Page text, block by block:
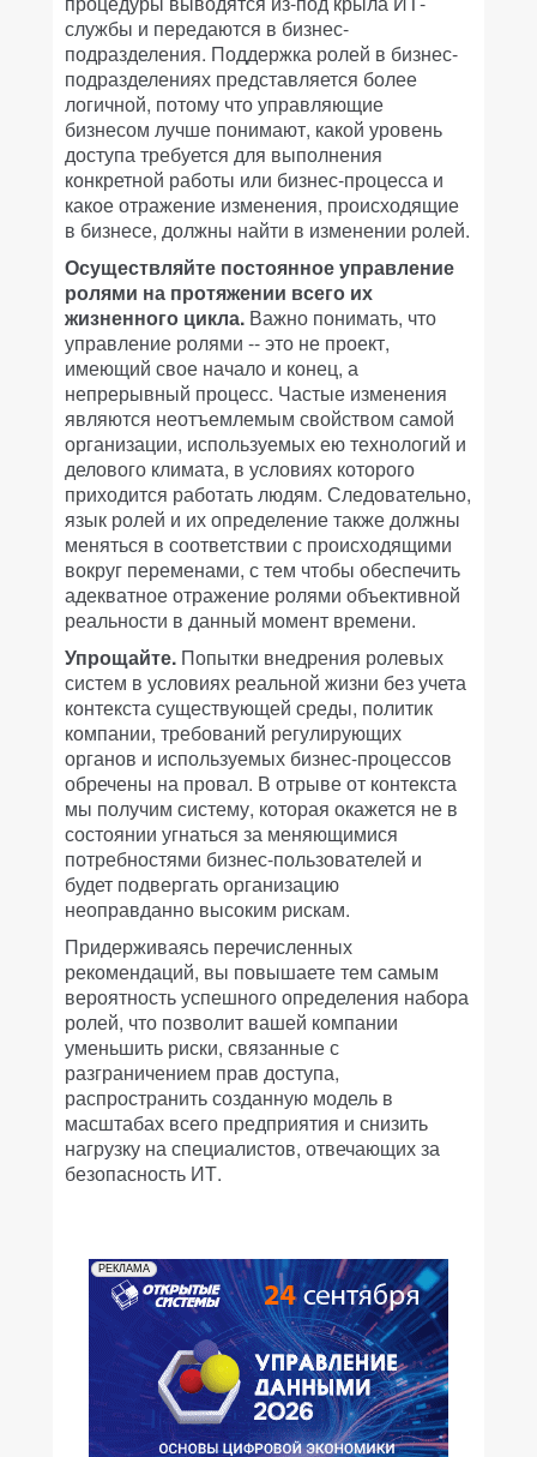
службы и передаются в бизнес-
подразделения. Поддержка ролей в бизнес-
подразделениях представляется более
логичной, потому что управляющие
бизнесом лучше понимают, какой уровень
доступа требуется для выполнения
конкретной работы или бизнес-процесса и
какое отражение изменения, происходящие
в бизнесе, должны найти в изменении ролей.
Осуществляйте постоянное управление
ролями на протяжении всего их
жизненного цикла. Важно понимать, что
управление ролями -- это не проект,
имеющий свое начало и конец, а
непрерывный процесс. Частые изменения
являются неотъемлемым свойством самой
организации, используемых ею технологий и
делового климата, в условиях которого
приходится работать людям. Следовательно,
язык ролей и их определение также должны
меняться в соответствии с происходящими
вокруг переменами, с тем чтобы обеспечить
адекватное отражение ролями объективной
реальности в данный момент времени.
Упрощайте. Попытки внедрения ролевых
систем в условиях реальной жизни без учета
контекста существующей среды, политик
компании, требований регулирующих
органов и используемых бизнес-процессов
обречены на провал. В отрыве от контекста
мы получим систему, которая окажется не в
состоянии угнаться за меняющимися
потребностями бизнес-пользователей и
будет подвергать организацию
неоправданно высоким рискам.
Придерживаясь перечисленных
рекомендаций, вы повышаете тем самым
вероятность успешного определения набора
ролей, что позволит вашей компании
уменьшить риски, связанные с
разграничением прав доступа,
распространить созданную модель в
масштабах всего предприятия и снизить
нагрузку на специалистов, отвечающих за
безопасность ИТ.
РЕКЛАМА